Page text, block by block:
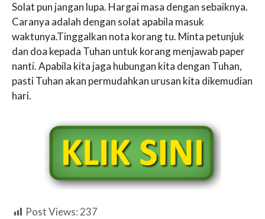
Solat pun jangan lupa. Hargai masa dengan sebaiknya.
Caranya adalah dengan solat apabila masuk
waktunya.Tinggalkan nota korang tu. Minta petunjuk
dan doa kepada Tuhan untuk korang menjawab paper
nanti. Apabila kita jaga hubungan kita dengan Tuhan,
pasti Tuhan akan permudahkan urusan kita dikemudian
hari.
Post Views: 237